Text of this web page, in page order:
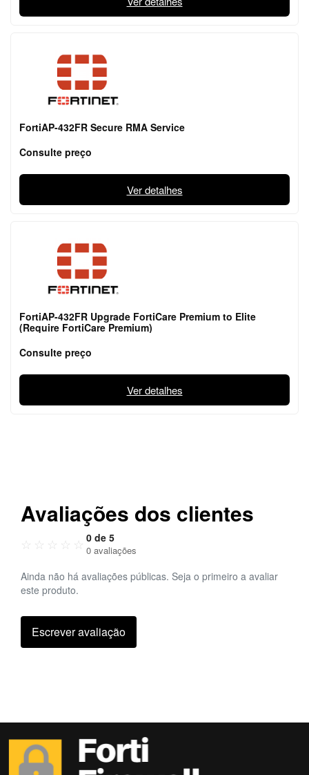
FortiAP-432FR Secure RMA Service
Consulte preço
Ver detalhes
FortiAP-432FR Upgrade FortiCare Premium to Elite
(Require FortiCare Premium)
Consulte preço
Ver detalhes
Avaliações dos clientes
☆ ☆ ☆ ☆ ☆ 0 de 5
0 avaliações
Ainda não há avaliações públicas. Seja o primeiro a avaliar
este produto.
Escrever avaliação